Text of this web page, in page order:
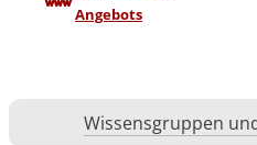
Angebots
Wissensgruppen